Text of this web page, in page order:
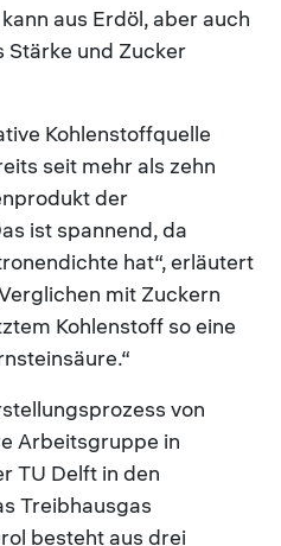
aus Erdöl, aber auch
Stärke und Zucker
Kohlenstoffquelle
seit mehr als zehn
der
ist spannend, da
hat“, erläutert
mit Zuckern
Kohlenstoff so eine
von
Arbeitsgruppe in
TU Delft in den
Treibhausgas
besteht aus drei